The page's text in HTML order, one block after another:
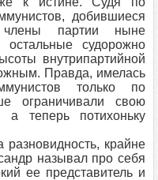
добившиеся
члены партии ныне
судорожно
внутрипартийной
Правда, имелась
только по
ограничивали свою
а теперь потихоньку
крайне
называл про себя
ее представитель и